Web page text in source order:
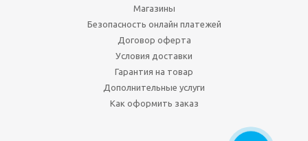
Магазины
Безопасность онлайн платежей
Договор оферта
Условия доставки
Гарантия на товар
Дополнительные услуги
Как оформить заказ